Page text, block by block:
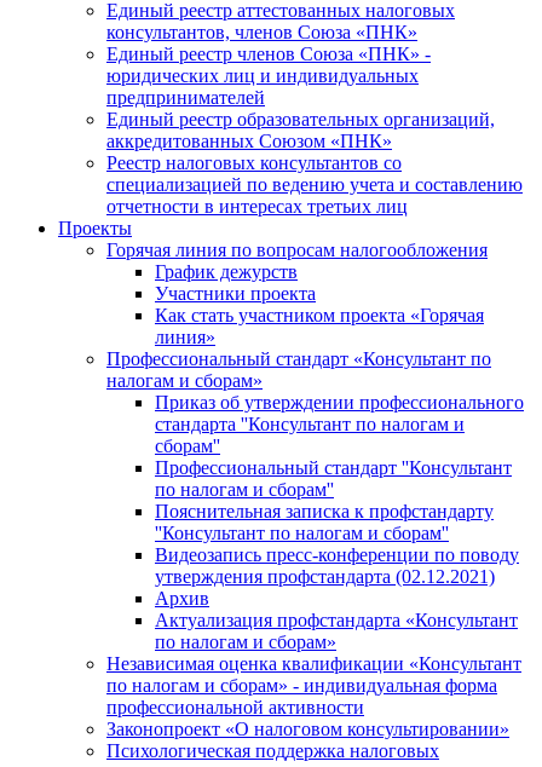
Единый реестр аттестованных налоговых
консультантов, членов Союза «ПНК»
Единый реестр членов Союза «ПНК» -
юридических лиц и индивидуальных
предпринимателей
Единый реестр образовательных организаций,
аккредитованных Союзом «ПНК»
Реестр налоговых консультантов со
специализацией по ведению учета и составлению
отчетности в интересах третьих лиц
Проекты
Горячая линия по вопросам налогообложения
График дежурств
Участники проекта
Как стать участником проекта «Горячая
линия»
Профессиональный стандарт «Консультант по
налогам и сборам»
Приказ об утверждении профессионального
стандарта ''Консультант по налогам и
сборам''
Профессиональный стандарт ''Консультант
по налогам и сборам''
Пояснительная записка к профстандарту
''Консультант по налогам и сборам''
Видеозапись пресс-конференции по поводу
утверждения профстандарта (02.12.2021)
Архив
Актуализация профстандарта «Консультант
по налогам и сборам»
Независимая оценка квалификации «Консультант
по налогам и сборам» - индивидуальная форма
профессиональной активности
Законопроект «О налоговом консультировании»
Психологическая поддержка налоговых